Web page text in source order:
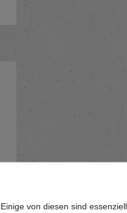
von diesen sind